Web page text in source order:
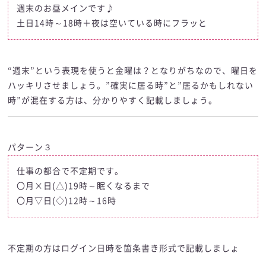
週末のお昼メインです♪
土日14時～18時＋夜は空いている時にフラッと
“週末”という表現を使うと金曜は？となりがちなので、曜日を
ハッキリさせましょう。”確実に居る時”と”居るかもしれない
時”が混在する方は、分かりやすく記載しましょう。
パターン３
仕事の都合で不定期です。
〇月×日(△)19時～眠くなるまで
〇月▽日(◇)12時～16時
不定期の方はログイン日時を箇条書き形式で記載しましょ